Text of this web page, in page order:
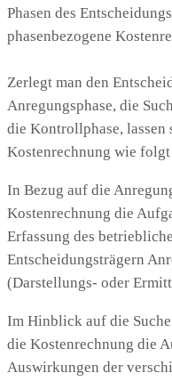
Phasen des
phasenbezogene
Zerlegt man den
Anregungsphase, die
die Kontrollphase, lassen
Kostenrechnung wie
In Bezug auf die
Kostenrechnung die
Erfassung des
Entscheidungsträgern
(Darstellungs- oder
Im Hinblick auf die
die Kostenrechnung die
Auswirkungen der